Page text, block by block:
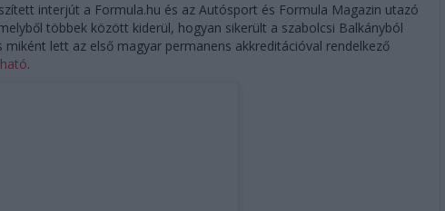
interjút a Formula.hu és az Autósport és Formula Magazin utazó
többek között kiderül, hogyan sikerült a szabolcsi Balkányból
lett az első magyar permanens akkreditációval rendelkező
.